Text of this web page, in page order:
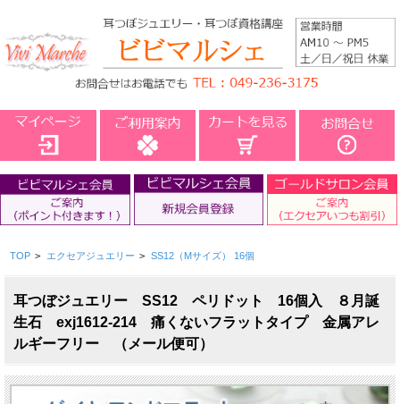
TOP > エクセアジュエリー > SS12（Mサイズ） 16個
耳つぼジュエリー SS12 ペリドット 16個入 ８月誕
生石 exj1612-214 痛くないフラットタイプ 金属アレ
ルギーフリー （メール便可）